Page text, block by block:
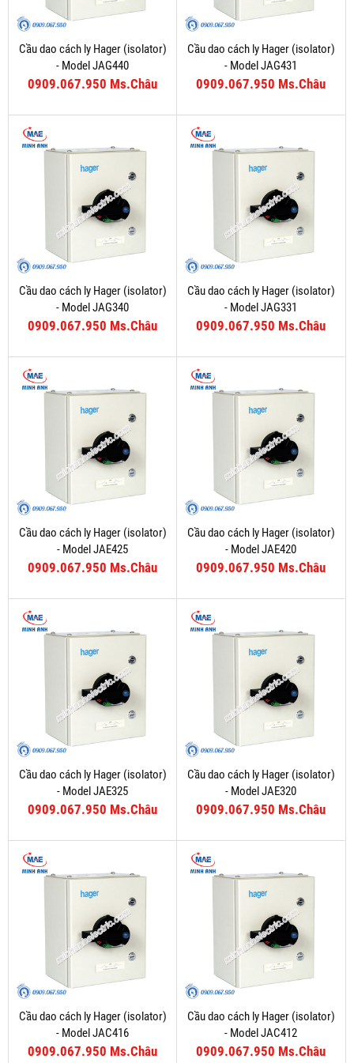
Cầu dao cách ly Hager (isolator)
- Model JAG440
0909.067.950 Ms.Châu
Cầu dao cách ly Hager (isolator)
- Model JAG431
0909.067.950 Ms.Châu
Cầu dao cách ly Hager (isolator)
- Model JAG340
0909.067.950 Ms.Châu
Cầu dao cách ly Hager (isolator)
- Model JAG331
0909.067.950 Ms.Châu
Cầu dao cách ly Hager (isolator)
- Model JAE425
0909.067.950 Ms.Châu
Cầu dao cách ly Hager (isolator)
- Model JAE420
0909.067.950 Ms.Châu
Cầu dao cách ly Hager (isolator)
- Model JAE325
0909.067.950 Ms.Châu
Cầu dao cách ly Hager (isolator)
- Model JAE320
0909.067.950 Ms.Châu
Cầu dao cách ly Hager (isolator)
- Model JAC416
0909.067.950 Ms.Châu
Cầu dao cách ly Hager (isolator)
- Model JAC412
0909.067.950 Ms.Châu